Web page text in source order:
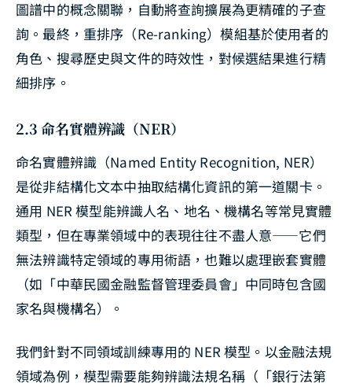
圖譜中的概念關聯，自動將查詢擴展為更精確的子查
詢。最終，重排序（Re-ranking）模組基於使用者的
角色、搜尋歷史與文件的時效性，對候選結果進行精
細排序。
2.3 命名實體辨識（NER）
命名實體辨識（Named Entity Recognition, NER）
是從非結構化文本中抽取結構化資訊的第一道關卡。
通用 NER 模型能辨識人名、地名、機構名等常見實體
類型，但在專業領域中的表現往往不盡人意——它們
無法辨識特定領域的專用術語，也難以處理嵌套實體
（如「中華民國金融監督管理委員會」中同時包含國
家名與機構名）。
我們針對不同領域訓練專用的 NER 模型。以金融法規
領域為例，模型需要能夠辨識法規名稱（「銀行法第